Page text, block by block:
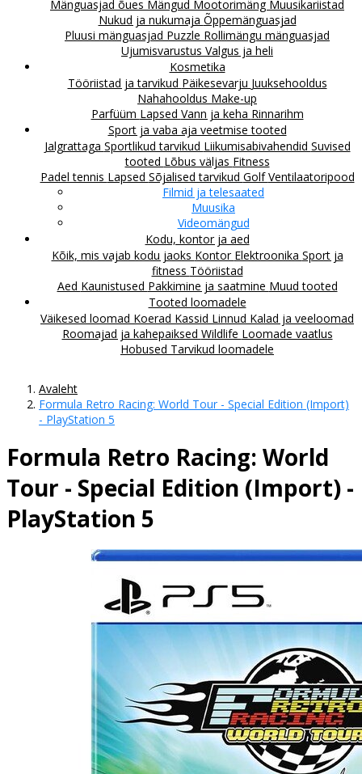
Mänguasjad õues Mängud Mootorimäng Muusikariistad
Nukud ja nukumaja Õppemänguasjad
Pluusi mänguasjad Puzzle Rollimängu mänguasjad
Ujumisvarustus Valgus ja heli
Kosmetika
Tööriistad ja tarvikud Päikesevarju Juuksehooldus
Nahahooldus Make-up
Parfüüm Lapsed Vann ja keha Rinnarihm
Sport ja vaba aja veetmise tooted
Jalgrattaga Sportlikud tarvikud Liikumisabivahendid Suvised
tooted Lõbus väljas Fitness
Padel tennis Lapsed Sõjalised tarvikud GolfVentilaatoripood
Filmid ja telesaated
Muusika
Videomängud
Kodu, kontor ja aed
Kõik, mis vajab kodu jaoks Kontor Elektroonika Sport ja
fitness Tööriistad
Aed Kaunistused Pakkimine ja saatmine Muud tooted
Tooted loomadele
Väikesed loomad Koerad Kassid Linnud Kalad ja veeloomad
Roomajad ja kahepaiksed Wildlife Loomade vaatlus
Hobused Tarvikud loomadele
Avaleht
Formula Retro Racing: World Tour - Special Edition (Import)
- PlayStation 5
Formula Retro Racing: World
Tour - Special Edition (Import) -
PlayStation 5